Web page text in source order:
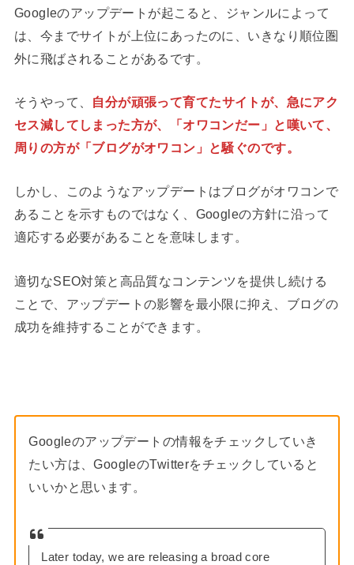
Googleのアップデートが起こると、ジャンルによって
は、今までサイトが上位にあったのに、いきなり順位圏
外に飛ばされることがあるです。
そうやって、 自分が頑張って育てたサイトが、急にアク
セス減してしまった方が、「オワコンだー」と嘆いて、
周りの方が「ブログがオワコン」と騒ぐのです。
しかし、このようなアップデートはブログがオワコンで
あることを示すものではなく、Googleの方針に沿って
適応する必要があることを意味します。
適切なSEO対策と高品質なコンテンツを提供し続ける
ことで、アップデートの影響を最小限に抑え、ブログの
成功を維持することができます。
Googleのアップデートの情報をチェックしていき
たい方は、GoogleのTwitterをチェックしていると
いいかと思います。
Later today, we are releasing a broad core